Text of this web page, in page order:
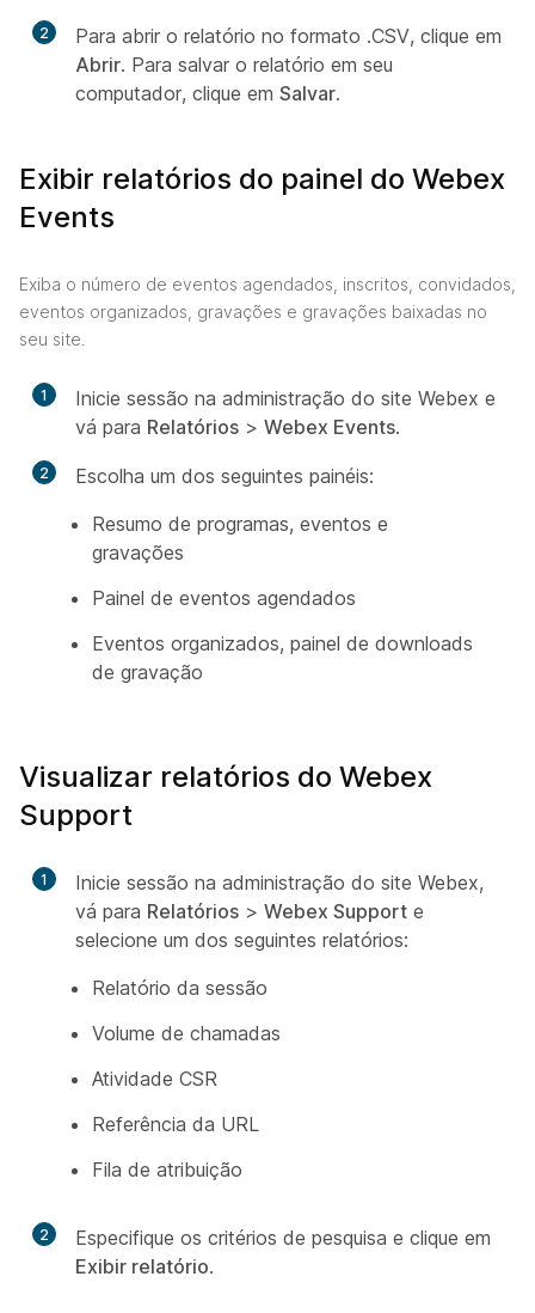
2
Para abrir o relatório no formato .CSV, clique em
Abrir. Para salvar o relatório em seu
computador, clique em Salvar.
Exibir relatórios do painel do Webex
Events
Exiba o número de eventos agendados, inscritos, convidados,
eventos organizados, gravações e gravações baixadas no
seu site.
1
Inicie sessão na administração do site Webex e
vá para Relatórios > Webex Events.
2
Escolha um dos seguintes painéis:
Resumo de programas, eventos e
gravações
Painel de eventos agendados
Eventos organizados, painel de downloads
de gravação
Visualizar relatórios do Webex
Support
1
Inicie sessão na administração do site Webex,
vá para Relatórios > Webex Support e
selecione um dos seguintes relatórios:
Relatório da sessão
Volume de chamadas
Atividade CSR
Referência da URL
Fila de atribuição
2
Especifique os critérios de pesquisa e clique em
Exibir relatório.